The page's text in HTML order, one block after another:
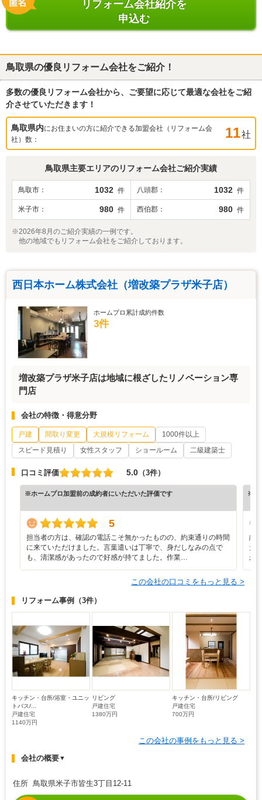
リフォーム会社紹介を
申込む
鳥取県の優良リフォーム会社をご紹介！
多数の優良リフォーム会社から、ご要望に応じて最適な会社をご紹
介させていただきます！
鳥取県内にお住まいの方に紹介できる加盟会社（リフォーム会
社）数：
11社
鳥取県主要エリアのリフォーム会社ご紹介実績
鳥取市 1032 件 八頭郡 1032 件
米子市 980 件 西伯郡 980 件
※2026年8月のご紹介実績の一例です。
他の地域でもリフォーム会社をご紹介しております。
西日本ホーム株式会社（増改築プラザ米子店）
ホームプロ累計成約件数
3件
増改築プラザ米子店は地域に根ざしたリノベーション専
門店
会社の特徴・得意分野
戸建 間取り変更 大規模リフォーム
1000件以上
スピード見積り
女性スタッフ ショールーム 二級建築士
口コミ評価 5.0 （3件）
※ホームプロ加盟前の成約者にいただいた評価です
5
担当者の方は、確認の電話こそ無かったものの、約束通りの時間
に来ていただけました。言葉遣いは丁寧で、身だしなみの点で
も、清潔感があったので好感が持てました。作業…
※ホ
約
だ
か
この会社の口コミをもっと見る >
リフォーム事例 （3件）
キッチン・台所/浴室・ユニッ
トバス/...
戸建住宅
1140万円
リビング
戸建住宅
1380万円
キッチン・台所/リビング
戸建住宅
700万円
この会社の事例をもっと見る >
会社の概要▼
住所 鳥取県米子市皆生3丁目12-11